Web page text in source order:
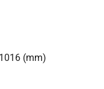
(mm)